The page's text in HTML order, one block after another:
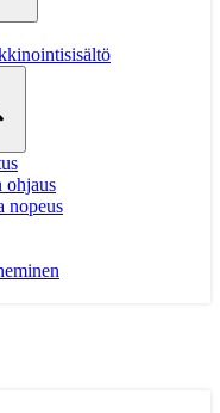
ohjaus
nopeus